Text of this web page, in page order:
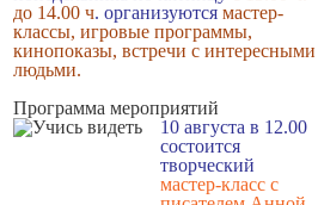
до 14.00 ч. организуются мастер-
классы, игровые программы,
кинопоказы, встречи с интересными
людьми.
Программа мероприятий
10 августа в 12.00
состоится
творческий
мастер-класс с